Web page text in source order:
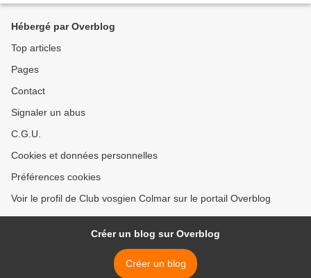
Hébergé par Overblog
Top articles
Pages
Contact
Signaler un abus
C.G.U.
Cookies et données personnelles
Préférences cookies
Voir le profil de Club vosgien Colmar sur le portail Overblog
Créer un blog sur Overblog
Créer un blog